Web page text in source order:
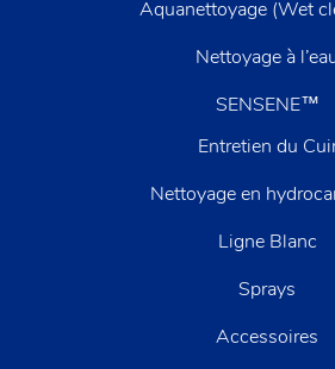
Aquanettoyage (Wet
Nettoyage à
SENSENE™
Entretien du
Nettoyage en
Ligne Blanc
Sprays
Accessoires